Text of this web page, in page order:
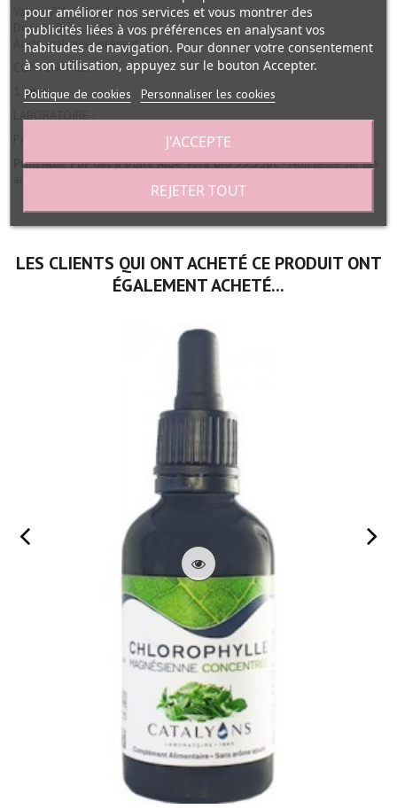
Valeur PH : 3,5 à 4,5
Degrés Brix : ≥ 0, 5
Acide malique : présent._
CONTENANCE:
1 Litre.
Prim Aloe - France, spécialisé en compléments alimentaires.
Prim Aloe Pur Gel à boire Aloé Vera Bio 99,35pc- Non testé sur les
LES CLIENTS QUI ONT ACHETÉ CE PRODUIT ONT
ÉGALEMENT ACHETÉ...
pour améliorer nos services et vous montrer des
publicités liées à vos préférences en analysant vos
habitudes de navigation. Pour donner votre consentement
à son utilisation, appuyez sur le bouton Accepter.
Politique de cookies Personnaliser les cookies
REJETER TOUT
J'ACCEPTE